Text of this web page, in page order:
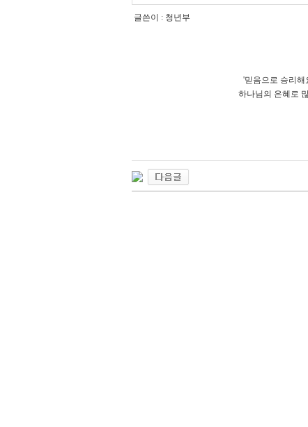
글쓴이 : 청년부
'믿음으로 승리해
하나님의 은혜로